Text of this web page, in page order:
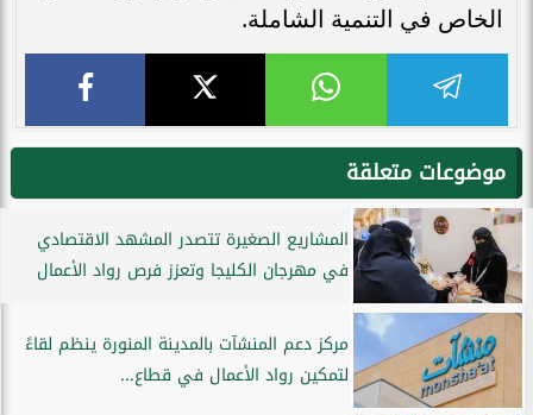
الخاص في التنمية الشاملة.
موضوعات متعلقة
المشاريع الصغيرة تتصدر المشهد الاقتصادي
في مهرجان الكليجا وتعزز فرص رواد الأعمال
مركز دعم المنشآت بالمدينة المنورة ينظم لقاءً
لتمكين رواد الأعمال في قطاع...